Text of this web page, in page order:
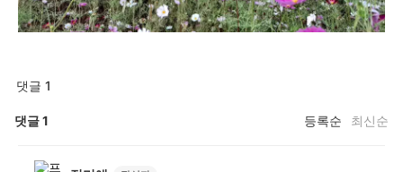
댓글 1
댓글1 등록순 최신순